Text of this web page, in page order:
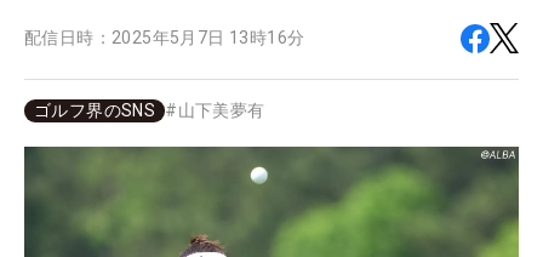
配信日時： 2025年5月7日 13時16分
ゴルフ界のSNS #山下美夢有